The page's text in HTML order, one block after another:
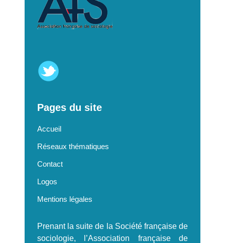
Pages du site
Accueil
Réseaux thématiques
Contact
Logos
Mentions légales
Prenant la suite de la Société française de
sociologie, l’Association française de